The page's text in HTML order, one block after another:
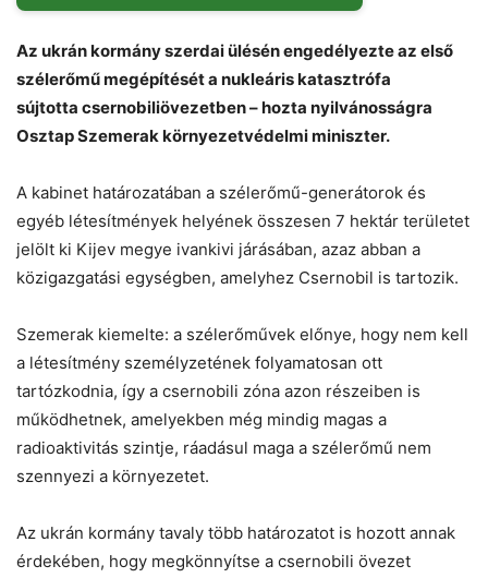
Az ukrán kormány szerdai ülésén engedélyezte az első
szélerőmű megépítését a nukleáris katasztrófa
sújtotta csernobiliövezetben – hozta nyilvánosságra
Osztap Szemerak környezetvédelmi miniszter.
A kabinet határozatában a szélerőmű-generátorok és
egyéb létesítmények helyének összesen 7 hektár területet
jelölt ki Kijev megye ivankivi járásában, azaz abban a
közigazgatási egységben, amelyhez Csernobil is tartozik.
Szemerak kiemelte: a szélerőművek előnye, hogy nem kell
a létesítmény személyzetének folyamatosan ott
tartózkodnia, így a csernobili zóna azon részeiben is
működhetnek, amelyekben még mindig magas a
radioaktivitás szintje, ráadásul maga a szélerőmű nem
szennyezi a környezetet.
Az ukrán kormány tavaly több határozatot is hozott annak
érdekében, hogy megkönnyítse a csernobili övezet
Chat Mr wAIste
Helló! Miben segíthetek ma?